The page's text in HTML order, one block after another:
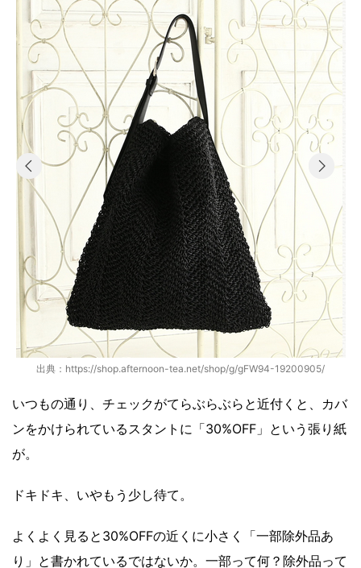
出典：https://shop.afternoon-tea.net/shop/g/gFW94-19200905/
いつもの通り、チェックがてらぶらぶらと近付くと、カバ
ンをかけられているスタントに「30%OFF」という張り紙
が。
ドキドキ、いやもう少し待て。
よくよく見ると30%OFFの近くに小さく「一部除外品あ
り」と書かれているではないか。一部って何？除外品って